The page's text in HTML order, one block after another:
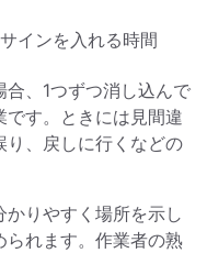
インを入れる時間
、1つずつ消し込んで
す。ときには見間違
り、戻しに行くなどの
りやすく場所を示し
られます。作業者の熟